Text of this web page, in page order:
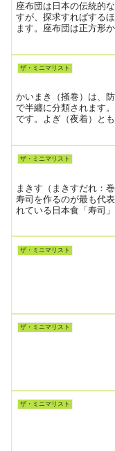
座布団は日本の伝統的
すが、探求すればする
ます。座布団は正方形
ザ・ミニマリスト
かいまき（掻巻）は、
で半纏に分類されます
です。よぎ（夜着）と
ザ・ミニマリスト
まきす（まきすだれ：
寿司を作るのが最も代
れている日本食「寿司
ザ・ミニマリスト
ザ・ミニマリスト
ザ・ミニマリスト